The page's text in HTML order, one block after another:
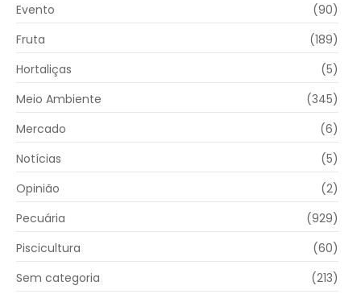
Evento
(90)
Fruta
(189)
Hortaliças
(5)
Meio Ambiente
(345)
Mercado
(6)
Notícias
(5)
Opinião
(2)
Pecuária
(929)
Piscicultura
(60)
Sem categoria
(213)